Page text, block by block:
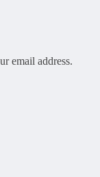
email address.